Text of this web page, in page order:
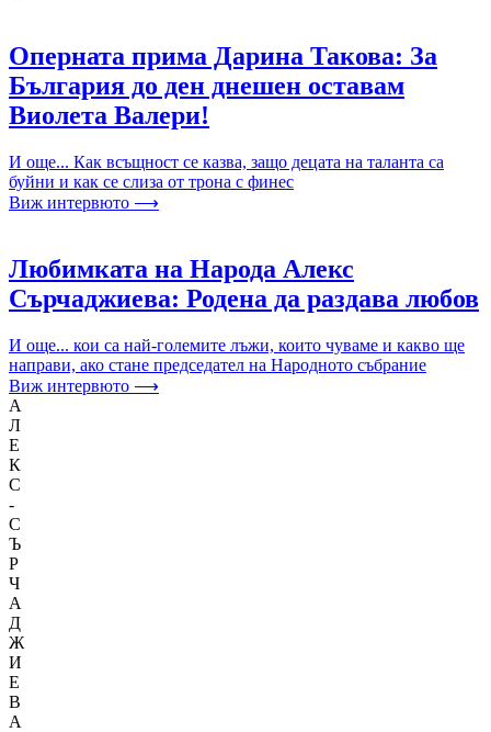
Оперната прима Дарина Такова: За
България до ден днешен оставам
Виолета Валери!
И още... Как всъщност се казва, защо децата на таланта са
буйни и как се слиза от трона с финес
Виж интервюто ⟶
Любимката на Народа Алекс
Сърчаджиева: Родена да раздава любов
И още... кои са най-големите лъжи, които чуваме и какво ще
направи, ако стане председател на Народното събрание
Виж интервюто ⟶
А
Л
Е
К
С
-
С
Ъ
Р
Ч
А
Д
Ж
И
Е
В
А